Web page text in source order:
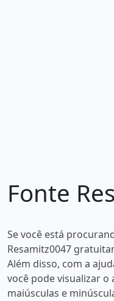
Fonte
Se você está
Resamitz0047
Além disso, com a
você pode visualizar
maiúsculas e